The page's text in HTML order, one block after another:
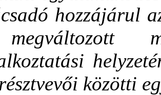
hozzájárul
közötti